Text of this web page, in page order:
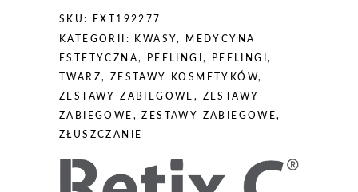
zabieg
kwasowo-
peptydowy
SKU: EXT192277
KATEGORII: KWASY,
MEDYCYNA
ESTETYCZNA, PEELINGI, PEELINGI,
TWARZ, ZESTAWY KOSMETYKÓW,
ZESTAWY ZABIEGOWE , ZESTAWY
ZABIEGOWE ,ZESTAWY ZABIEGOWE,
ZŁUSZCZANIE